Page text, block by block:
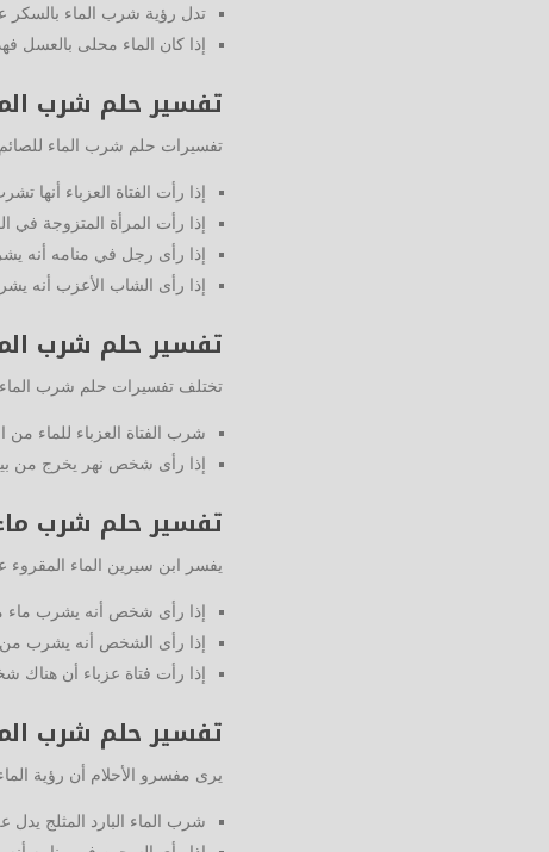
تدل رؤية شرب الماء بالسكر
إذا كان الماء محلى بالعسل
تفسير حلم شرب
تفسيرات حلم شرب الماء
إذا رأت الفتاة العزباء
إذا رأت المرأة المتزوجة
إذا رأى رجل في منامه أنه
إذا رأى الشاب الأعزب أنه
تفسير حلم شرب
تختلف تفسيرات حلم شرب
شرب الفتاة العزباء للماء من
إذا رأى شخص نهر يخرج من
تفسير حلم شرب
يفسر ابن سيرين الماء
إذا رأى شخص أنه يشرب ماء
إذا رأى الشخص أنه يشرب
إذا رأت فتاة عزباء أن هناك
تفسير حلم شرب
يرى مفسرو الأحلام أن رؤية
شرب الماء البارد المثلج يدل